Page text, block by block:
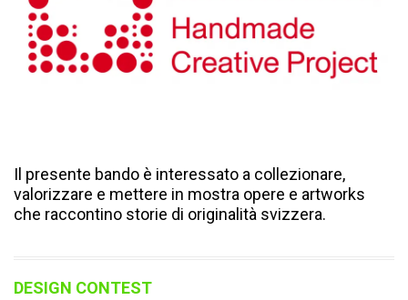
Il presente bando è interessato a collezionare,
valorizzare e mettere in mostra opere e artworks
che raccontino storie di originalità svizzera.
DESIGN CONTEST